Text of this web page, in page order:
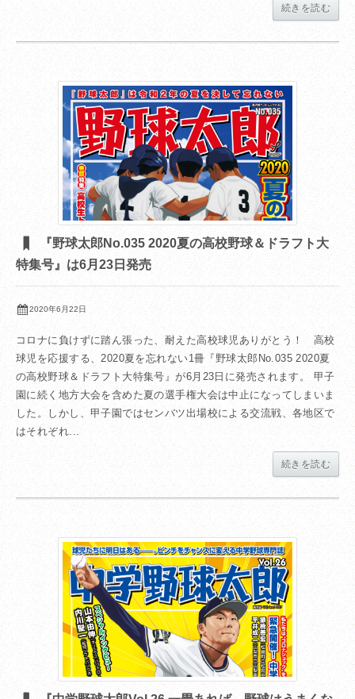
続きを読む
『野球太郎No.035 2020夏の高校野球＆ドラフト大
特集号』は6月23日発売
2020年6月22日
コロナに負けずに踏ん張った、耐えた高校球児ありがとう！ 高校
球児を応援する、2020夏を忘れない1冊『野球太郎No.035 2020夏
の高校野球＆ドラフト大特集号』が6月23日に発売されます。 甲子
園に続く地方大会を含めた夏の選手権大会は中止になってしまいま
した。しかし、甲子園ではセンバツ出場校による交流戦、各地区で
はそれぞれ...
続きを読む